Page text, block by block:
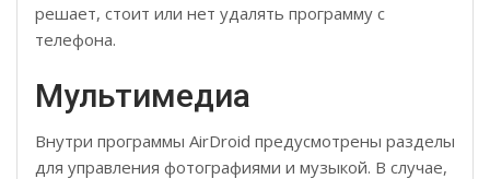
решает, стоит или нет удалять программу с
телефона.
Мультимедиа
Внутри программы AirDroid предусмотрены разделы
для управления фотографиями и музыкой. В случае,